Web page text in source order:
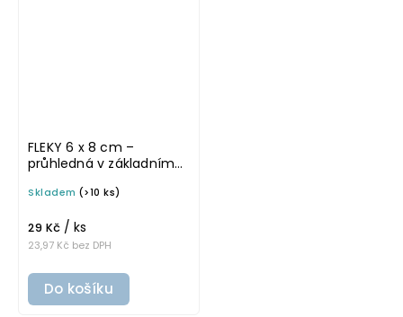
FLEKY 6 x 8 cm –
průhledná v základním
samolepka na
Skladem (>10 ks)
23,97 Kč bez DPH
29 Kč / ks
Do košíku